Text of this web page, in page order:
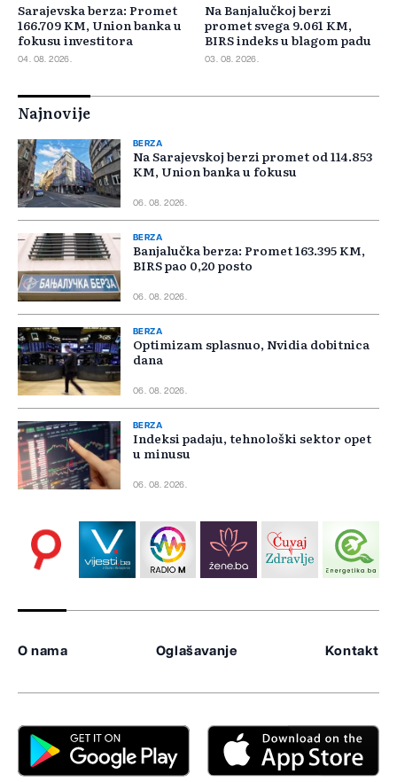
Sarajevska berza: Promet
166.709 KM, Union banka u
fokusu investitora
04. 08. 2026.
Na Banjalučkoj berzi
promet svega 9.061 KM,
BIRS indeks u blagom padu
03. 08. 2026.
Najnovije
BERZA
Na Sarajevskoj berzi promet od 114.853
KM, Union banka u fokusu
06. 08. 2026.
BERZA
Banjalučka berza: Promet 163.395 KM,
BIRS pao 0,20 posto
06. 08. 2026.
BERZA
Optimizam splasnuo, Nvidia dobitnica
dana
06. 08. 2026.
BERZA
Indeksi padaju, tehnološki sektor opet
u minusu
06. 08. 2026.
O nama Oglašavanje Kontakt